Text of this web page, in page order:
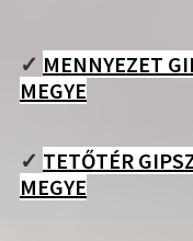
✓ MENNYEZET
MEGYE
✓ TETŐTÉR
MEGYE